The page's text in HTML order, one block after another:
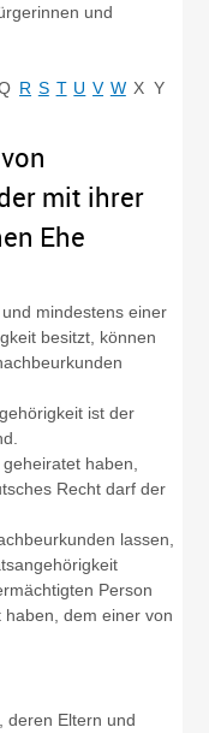
und
R S T U V W X Y
mit ihrer
Ehe
mindestens einer
besitzt, können
ist der
haben,
Recht darf der
lassen,
Person
dem einer von
deren Eltern und